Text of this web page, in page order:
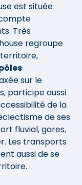
est située
Très
regroupe
sur le
participe aussi
de la
de ses
fluvial, gares,
Les transports
aussi de se